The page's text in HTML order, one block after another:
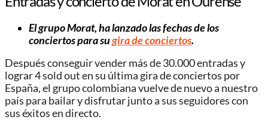
Elgrupo Morat, ha lanzado las fechas de los
conciertos para sugira de conciertos.
Después conseguir vender más de 30.000 entradas y
lograr 4 sold out en su última gira de conciertos por
España, el grupo colombiana vuelve de nuevo a nuestro
país para bailar y disfrutar junto a sus seguidores con
sus éxitos en directo.